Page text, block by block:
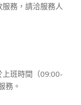
務，請洽服務人
上班時間（09:00-
務。